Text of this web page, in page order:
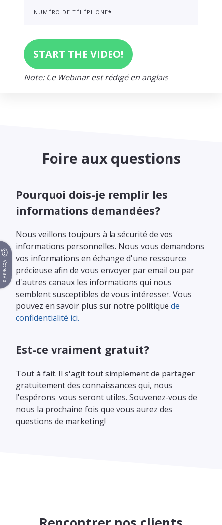
NUMÉRO DE TÉLÉPHONE*
Note: Ce Webinar est rédigé en anglais
Foire aux questions
Pourquoi dois-je remplir les
informations demandées?
Nous veillons toujours à la sécurité de vos
informations personnelles. Nous vous demandons
vos informations en échange d'une ressource
précieuse afin de vous envoyer par email ou par
d'autres canaux les informations qui nous
semblent susceptibles de vous intéresser. Vous
pouvez en savoir plus sur notre politique de
confidentialité ici.
Est-ce vraiment gratuit?
Tout à fait. Il s'agit tout simplement de partager
gratuitement des connaissances qui, nous
l'espérons, vous seront utiles. Souvenez-vous de
nous la prochaine fois que vous aurez des
questions de marketing!
Votre avis